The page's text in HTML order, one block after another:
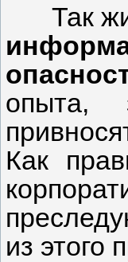
Так
опыта,
Как
из этого